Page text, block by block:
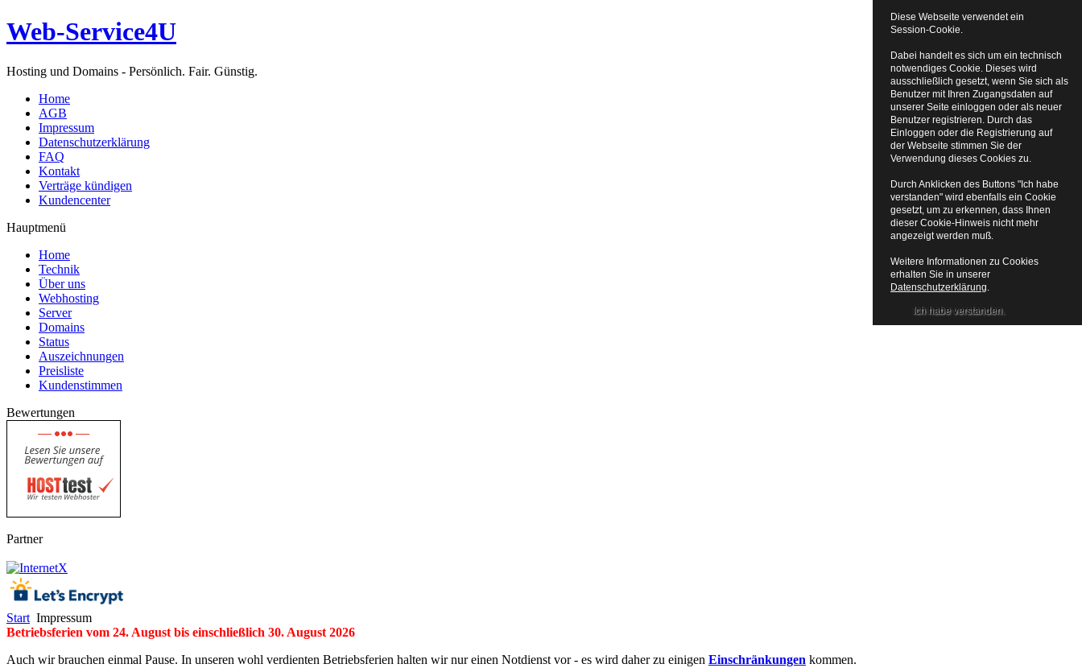
Web-Service4U
Hosting und Domains - Persönlich. Fair. Günstig.
Home
AGB
Impressum
Datenschutzerklärung
FAQ
Kontakt
Verträge kündigen
Kundencenter
Hauptmenü
Home
Technik
Über uns
Webhosting
Server
Domains
Status
Auszeichnungen
Preisliste
Kundenstimmen
Bewertungen
Partner
Start Impressum
Betriebsferien vom 24. August bis einschließlich 30. August 2026
Auch wir brauchen einmal Pause. In unseren wohl verdienten Betriebsferien halten wir nur einen Notdienst vor - es wird daher zu einigen Einschränkungen kommen.
Diese Webseite verwendet ein
Session-Cookie.
Dabei handelt es sich um ein technisch
notwendiges Cookie. Dieses wird
ausschließlich gesetzt, wenn Sie sich als
Benutzer mit Ihren Zugangsdaten auf
unserer Seite einloggen oder als neuer
Benutzer registrieren. Durch das
Einloggen oder die Registrierung auf
der Webseite stimmen Sie der
Verwendung dieses Cookies zu.
Durch Anklicken des Buttons "Ich habe
verstanden" wird ebenfalls ein Cookie
gesetzt, um zu erkennen, dass Ihnen
dieser Cookie-Hinweis nicht mehr
angezeigt werden muß.
Weitere Informationen zu Cookies
erhalten Sie in unserer
Datenschutzerklärung.
Ich habe verstanden.